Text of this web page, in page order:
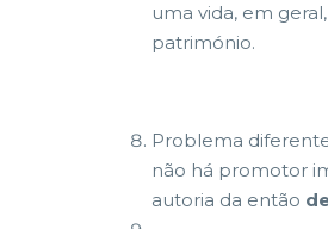
uma vida, em
património.
Problema
não há promotor
autoria da então